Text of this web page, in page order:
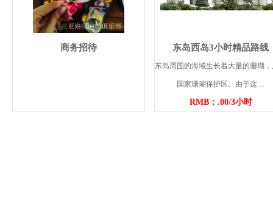
商务招待 东岛西岛3小时精品路线
东岛周围的海域生长着大量的珊瑚
国家珊瑚保护区。由于这…
RMB：.00/3小时